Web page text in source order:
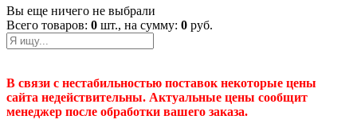
Вы еще ничего не выбрали
Всего товаров: 0 шт., на сумму: 0 руб.
В связи с нестабильностью поставок некоторые цены
сайта недействительны. Актуальные цены сообщит
менеджер после обработки вашего заказа.